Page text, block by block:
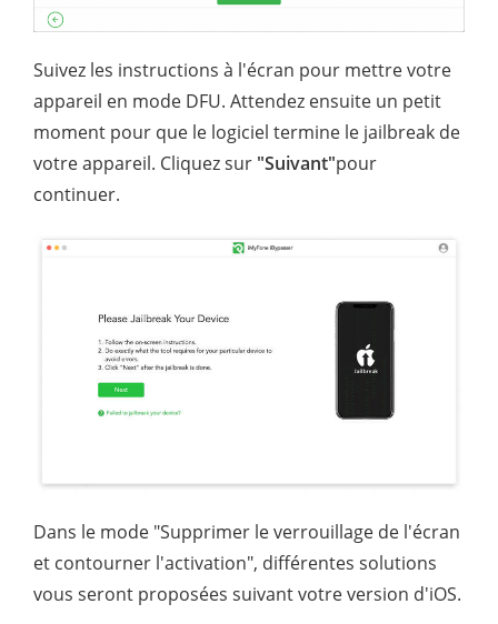
Suivez les instructions à l'écran pour mettre votre
appareil en mode DFU. Attendez ensuite un petit
moment pour que le logiciel termine le jailbreak de
votre appareil. Cliquez sur "Suivant"pour
continuer.
Dans le mode "Supprimer le verrouillage de l'écran
et contourner l'activation", différentes solutions
vous seront proposées suivant votre version d'iOS.